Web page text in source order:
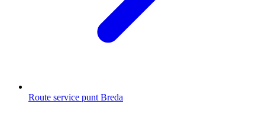
Route service punt Breda